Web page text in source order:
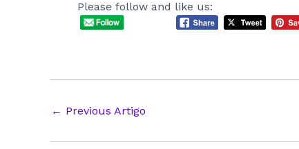
Please follow and like us:
Post
← Previous Artigo